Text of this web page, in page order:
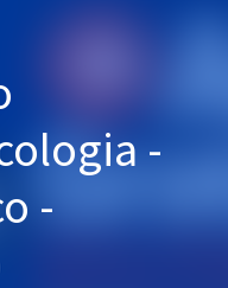
-
-